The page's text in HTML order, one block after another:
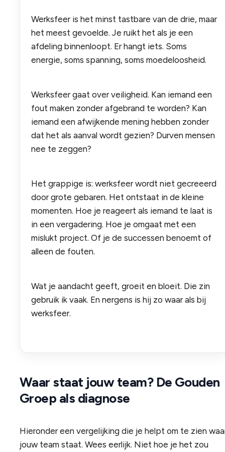
Werksfeer is het minst tastbare van de drie, maar
het meest gevoelde. Je ruikt het als je een
afdeling binnenloopt. Er hangt iets. Soms
energie, soms spanning, soms moedeloosheid.
Werksfeer gaat over veiligheid. Kan iemand een
fout maken zonder afgebrand te worden? Kan
iemand een afwijkende mening hebben zonder
dat het als aanval wordt gezien? Durven mensen
nee te zeggen?
Het grappige is: werksfeer wordt niet gecreeerd
door grote gebaren. Het ontstaat in de kleine
momenten. Hoe je reageert als iemand te laat is
in een vergadering. Hoe je omgaat met een
mislukt project. Of je de successen benoemt of
alleen de fouten.
Wat je aandacht geeft, groeit en bloeit. Die zin
gebruik ik vaak. En nergens is hij zo waar als bij
werksfeer.
Waar staat jouw team? De Gouden
Groep als diagnose
Hieronder een vergelijking die je helpt om te zien
jouw team staat. Wees eerlijk. Niet hoe je het zou